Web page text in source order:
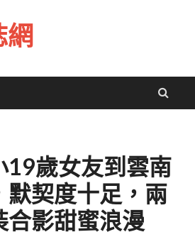
網
19歲女友到雲南
默契度十足，兩
合影甜蜜浪漫